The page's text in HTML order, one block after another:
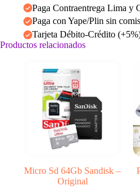
puertos
cantidad
Paga Contraentrega Lima y
Paga con Yape/Plin sin
Tarjeta Débito-Crédito
Productos relacionados
Micro Sd 64Gb Sandisk –
Original